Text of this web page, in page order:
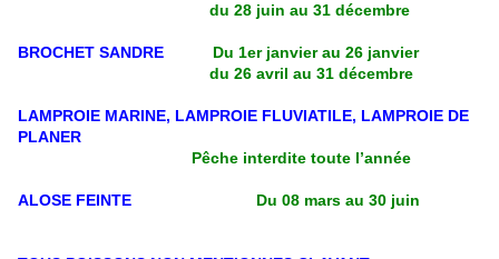
du 28 juin au 31 décembre
BROCHET SANDRE
Du 1er janvier au 26 janvier
du 26 avril au 31 décembre
LAMPROIE MARINE, LAMPROIE FLUVIATILE, LAMPROIE DE
PLANER
Pêche interdite toute l’année
ALOSE FEINTE Du 08 mars au 30 juin